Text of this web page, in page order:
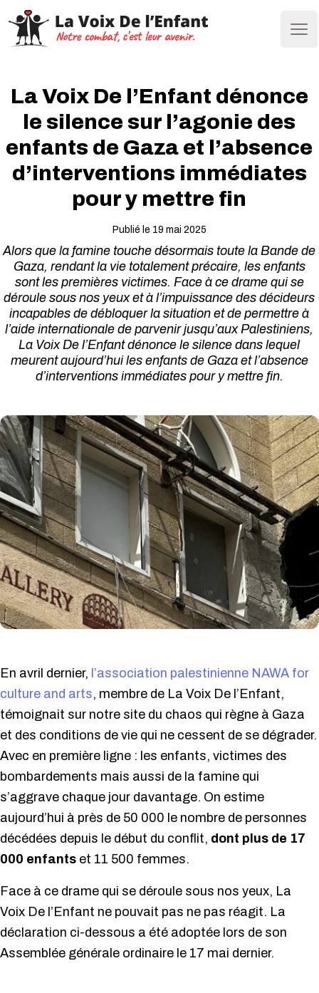
La Voix De l’Enfant dénonce
le silence sur l’agonie des
enfants de Gaza et l’absence
d’interventions immédiates
pour y mettre fin
Publié le 19 mai 2025
Alors que la famine touche désormais toute la Bande de
Gaza, rendant la vie totalement précaire, les enfants
sont les premières victimes. Face à ce drame qui se
déroule sous nos yeux et à l’impuissance des décideurs
incapables de débloquer la situation et de permettre à
l’aide internationale de parvenir jusqu’aux Palestiniens,
La Voix De l’Enfant dénonce le silence dans lequel
meurent aujourd’hui les enfants de Gaza et l’absence
d’interventions immédiates pour y mettre fin.
En avril dernier, l’association palestinienne NAWA for
culture and arts, membre de La Voix De l’Enfant,
témoignait sur notre site du chaos qui règne à Gaza
et des conditions de vie qui ne cessent de se dégrader.
Avec en première ligne : les enfants, victimes des
bombardements mais aussi de la famine qui
s’aggrave chaque jour davantage. On estime
aujourd’hui à près de 50 000 le nombre de personnes
décédées depuis le début du conflit, dont plus de 17
000 enfants et 11 500 femmes.
Face à ce drame qui se déroule sous nos yeux, La
Voix De l’Enfant ne pouvait pas ne pas réagit. La
déclaration ci-dessous a été adoptée lors de son
Assemblée générale ordinaire le 17 mai dernier.